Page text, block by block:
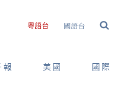
粵語台 國語台
報 美國 國際